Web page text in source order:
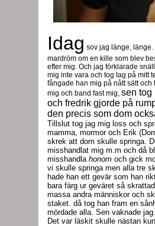
Idag sov jag länge,
mardröm om en kille som blev
efter mig. Och jag förklarade
mig inte vara och tog tag på mitt
fångade han mig på nått sätt
mig och band fast mig, sen tog
och fredrik gjorde på
den precis som dom
Tillslut tog jag mig loss och
mamma, mormor och Erik
skrek att dom skulle springa.
misshandlat mig m.m och då
misshandla honom och gick
vi skulle springa men alla tre
hade han ett gevär som han
bara färg ur geväret så
massa andra människor och
staket. då tog han fram en
mördade alla. Sen vaknade
Det var läskit skulle nästan